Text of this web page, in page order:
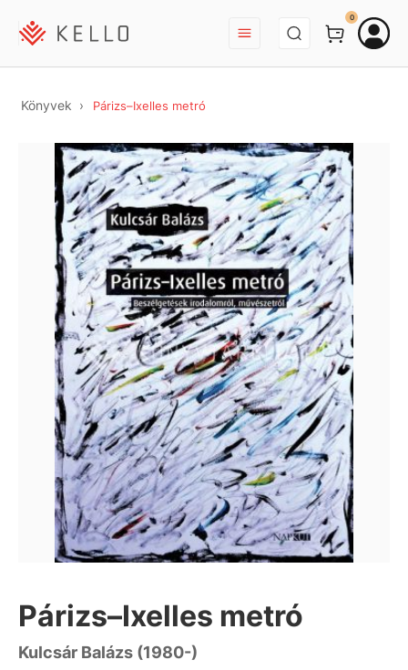
BEJELENTKEZÉS
0
Könyvek Párizs–Ixelles metró
Párizs–Ixelles metró
Kulcsár Balázs (1980-)